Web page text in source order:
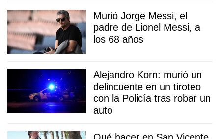
Murió Jorge Messi, el
padre de Lionel Messi, a
los 68 años
Alejandro Korn: murió un
delincuente en un tiroteo
con la Policía tras robar un
auto